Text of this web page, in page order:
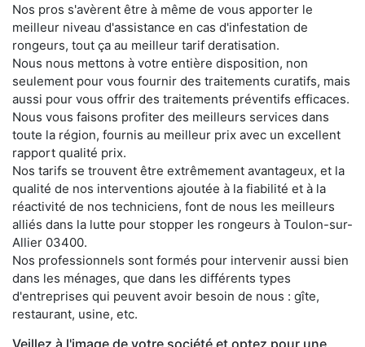
Nos pros s'avèrent être à même de vous apporter le
meilleur niveau d'assistance en cas d'infestation de
rongeurs, tout ça au meilleur tarif deratisation.
Nous nous mettons à votre entière disposition, non
seulement pour vous fournir des traitements curatifs, mais
aussi pour vous offrir des traitements préventifs efficaces.
Nous vous faisons profiter des meilleurs services dans
toute la région, fournis au meilleur prix avec un excellent
rapport qualité prix.
Nos tarifs se trouvent être extrêmement avantageux, et la
qualité de nos interventions ajoutée à la fiabilité et à la
réactivité de nos techniciens, font de nous les meilleurs
alliés dans la lutte pour stopper les rongeurs à Toulon-sur-
Allier 03400.
Nos professionnels sont formés pour intervenir aussi bien
dans les ménages, que dans les différents types
d'entreprises qui peuvent avoir besoin de nous : gîte,
restaurant, usine, etc.
Veillez à l'image de votre société et optez pour une